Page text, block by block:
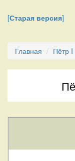
[Старая версия]
Главная Пётр